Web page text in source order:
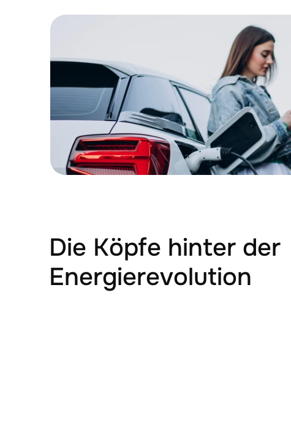
Die Köpfe hinter der
Energierevolution